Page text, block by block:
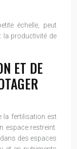
échelle, peut
la productivité de
ET DE
la fertilisation est
espace restreint.
des espaces